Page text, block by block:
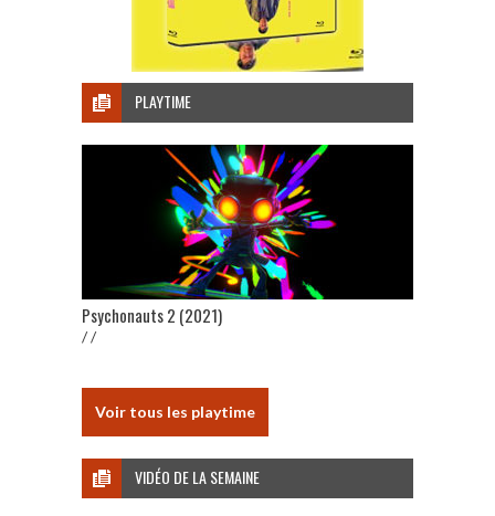
PLAYTIME
Psychonauts 2 (2021)
/ /
Voir tous les playtime
VIDÉO DE LA SEMAINE